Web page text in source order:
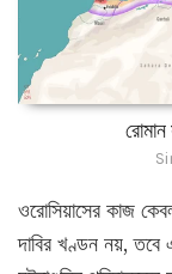
রোমান
ওরোসিয়াসের কাজ
দাবির খণ্ডন নয়, তবে